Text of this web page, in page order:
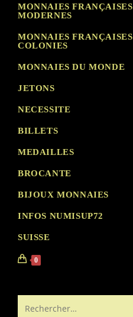
MONNAIES FRANÇAISES
MODERNES
MONNAIES FRANÇAISES
COLONIES
MONNAIES DU MONDE
JETONS
NECESSITE
BILLETS
MEDAILLES
BROCANTE
BIJOUX MONNAIES
INFOS NUMISUP72
SUISSE
0